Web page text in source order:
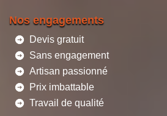
Nos engagements
Devis gratuit
Sans engagement
Artisan passionné
Prix imbattable
Travail de qualité